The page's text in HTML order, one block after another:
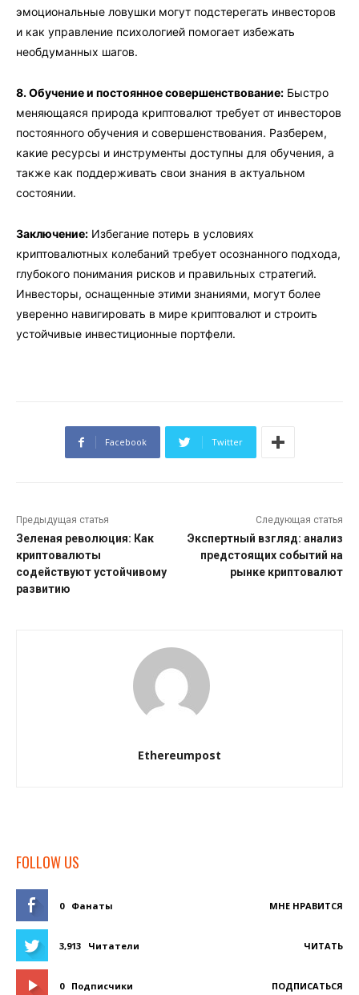
эмоциональные ловушки могут подстерегать инвесторов
и как управление психологией помогает избежать
необдуманных шагов.
8. Обучение и постоянное совершенствование: Быстро
меняющаяся природа криптовалют требует от инвесторов
постоянного обучения и совершенствования. Разберем,
какие ресурсы и инструменты доступны для обучения, а
также как поддерживать свои знания в актуальном
состоянии.
Заключение: Избегание потерь в условиях
криптовалютных колебаний требует осознанного подхода,
глубокого понимания рисков и правильных стратегий.
Инвесторы, оснащенные этими знаниями, могут более
уверенно навигировать в мире криптовалют и строить
устойчивые инвестиционные портфели.
Facebook Twitter
Предыдущая статья
Зеленая революция: Как
криптовалюты
содействуют устойчивому
развитию
Следующая статья
Экспертный взгляд: анализ
предстоящих событий на
рынке криптовалют
Ethereumpost
FOLLOW US
0 Фанаты МНЕ НРАВИТСЯ
3,913 Читатели ЧИТАТЬ
0 Подписчики ПОДПИСАТЬСЯ